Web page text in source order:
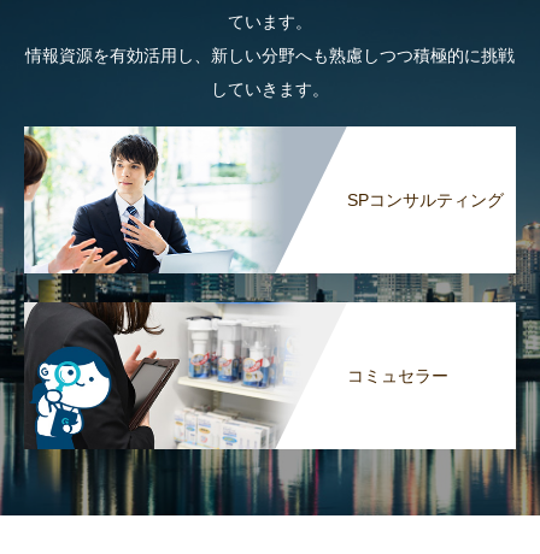
ています。
情報資源を有効活用し、新しい分野へも熟慮しつつ積極的に挑戦
していきます。
SPコンサルティング
コミュセラー